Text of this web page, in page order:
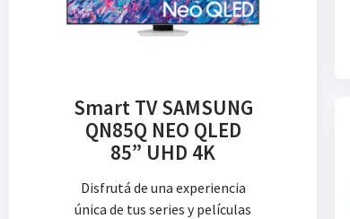
Smart TV SAMSUNG
QN85Q NEO QLED
85” UHD 4K
Disfrutá de una experiencia
única de tus series y películas